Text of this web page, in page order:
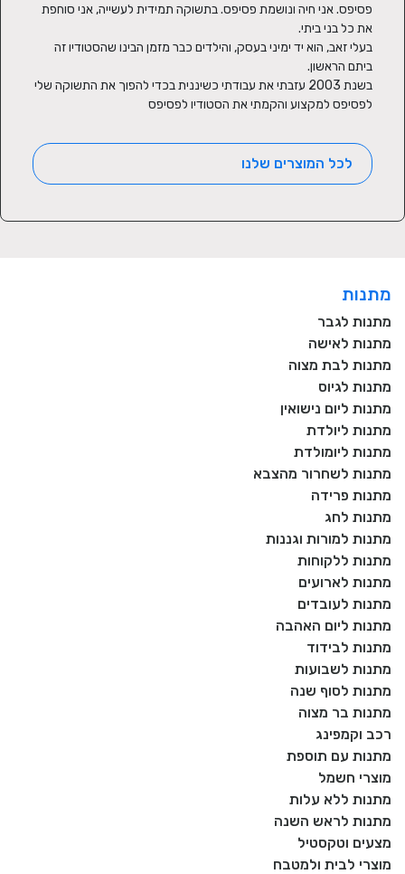
לפסיפס למקצוע והקמתי את הסטודיו לפסיפס
לכל המוצרים שלנו
מתנות
מתנות לגבר
מתנות לאישה
מתנות לבת מצוה
מתנות לגיוס
מתנות ליום נישואין
מתנות ליולדת
מתנות ליומולדת
מתנות לשחרור מהצבא
מתנות פרידה
מתנות לחג
מתנות למורות וגננות
מתנות ללקוחות
מתנות לארועים
מתנות לעובדים
מתנות ליום האהבה
מתנות לבידוד
מתנות לשבועות
מתנות לסוף שנה
מתנות בר מצוה
רכב וקמפינג
מתנות עם תוספת
מוצרי חשמל
מתנות ללא עלות
מתנות לראש השנה
מצעים וטקסטיל
מוצרי לבית ולמטבח